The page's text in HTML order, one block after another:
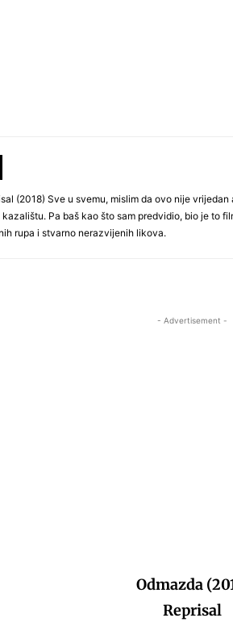
(2018) Sve u svemu, mislim da ovo nije
Pa baš kao što sam predvidio, bio je to
rupa i stvarno nerazvijenih likova.
- Advertisement -
Odmazda
Reprisal